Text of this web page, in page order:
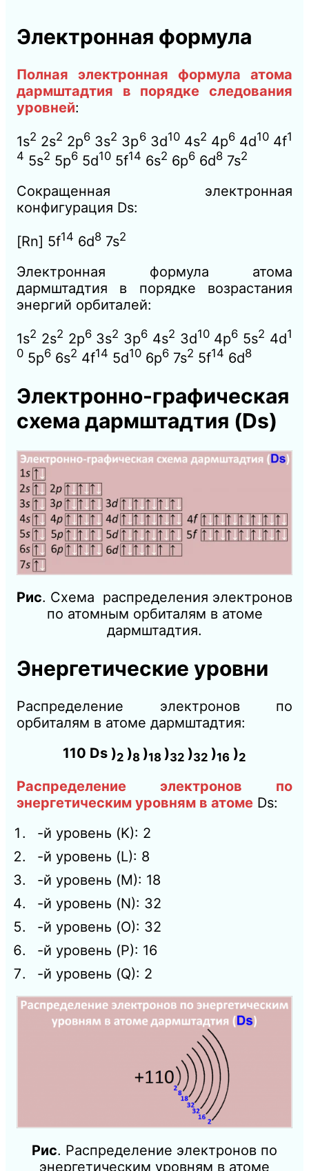
Электронная формула
Полная электронная формула атома
дармштадтия в порядке следования
уровней:
1s2 2s2 2p6 3s2 3p63d104s2 4p64d10 4f1
4 5s2 5p6 5d10 5f14 6s2 6p6 6d8 7s2
Сокращенная электронная
конфигурация Ds:
[Rn] 5f14 6d8 7s2
Электронная формула атома
дармштадтия в порядке возрастания
энергий орбиталей:
1s2 2s2 2p63s2 3p6 4s2 3d104p6 5s2 4d1
0 5p6 6s2 4f14 5d10 6p6 7s2 5f14 6d8
Электронно-графическая
схема дармштадтия (Ds)
Рис. Схема распределения электронов
по атомным орбиталям в атоме
дармштадтия.
Энергетические уровни
Распределение электронов по
орбиталям в атоме дармштадтия:
110 Ds )2 )8 )18 )32 )32 )16 )2
Распределение электронов по
энергетическим уровням в атоме Ds:
-й уровень (K): 2
-й уровень (L): 8
-й уровень (M): 18
-й уровень (N): 32
-й уровень (O): 32
-й уровень (P): 16
-й уровень (Q): 2
Рис. Распределение электронов по
энергетическим уровням в атоме